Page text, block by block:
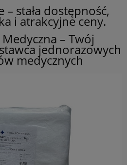
stała dostępność,
i atrakcyjne ceny.
– Twój
jednorazowych
medycznych